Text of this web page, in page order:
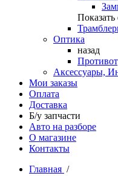
Оптика
назад
Аксессуары,
Мои заказы
Оплата
Доставка
Б/у запчасти
Авто на разборе
О магазине
Контакты
Главная /